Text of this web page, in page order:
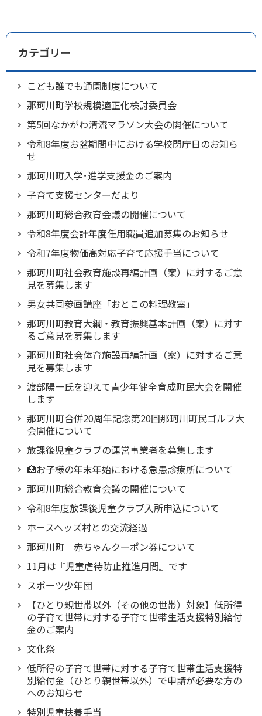
カテゴリー
こども誰でも通園制度について
那珂川町学校規模適正化検討委員会
第5回なかがわ清流マラソン大会の開催について
令和8年度お盆期間中における学校閉庁日のお知ら
せ
那珂川町入学･進学支援金のご案内
子育て支援センターだより
那珂川町総合教育会議の開催について
令和8年度会計年度任用職員追加募集のお知らせ
令和7年度物価高対応子育て応援手当について
那珂川町社会教育施設再編計画（案）に対するご意
見を募集します
男女共同参画講座「おとこの料理教室」
那珂川町教育大綱・教育振興基本計画（案）に対す
るご意見を募集します
那珂川町社会体育施設再編計画（案）に対するご意
見を募集します
渡部陽一氏を迎えて青少年健全育成町民大会を開催
します
那珂川町合併20周年記念第20回那珂川町民ゴルフ大
会開催について
放課後児童クラブの運営事業者を募集します
🏥お子様の年末年始における急患診療所について
那珂川町総合教育会議の開催について
令和8年度放課後児童クラブ入所申込について
ホースヘッズ村との交流経過
那珂川町 赤ちゃんクーポン券について
11月は『児童虐待防止推進月間』です
スポーツ少年団
【ひとり親世帯以外（その他の世帯）対象】低所得
の子育て世帯に対する子育て世帯生活支援特別給付
金のご案内
文化祭
低所得の子育て世帯に対する子育て世帯生活支援特
別給付金（ひとり親世帯以外）で申請が必要な方の
へのお知らせ
特別児童扶養手当